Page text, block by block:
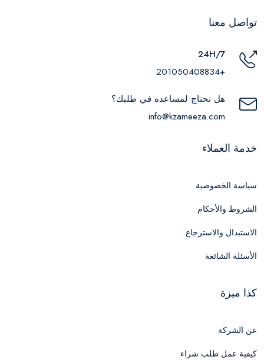
تواصل معنا
24H/7
+201050408834
هل تحتاج لمساعده في طلبك؟
info@kzameeza.com
خدمة العملاء
سياسة الخصوصية
الشروط والأحكام
الاستبدال والاسترجاع
الأسئلة الشائعة
كذا ميزة
عن الشركة
كيفية عمل طلب شراء